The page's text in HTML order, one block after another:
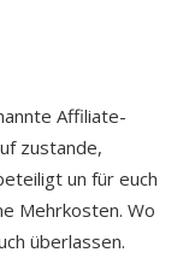
Affiliate-
zustande,
un für euch
Mehrkosten. Wo
überlassen.